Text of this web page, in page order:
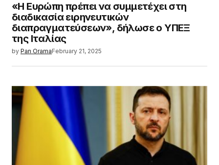
«Η Ευρώπη πρέπει να συμμετέχει στη
διαδικασία ειρηνευτικών
διαπραγματεύσεων», δήλωσε ο ΥΠΕΞ
της Ιταλίας
by Pan OramaFebruary 21, 2025